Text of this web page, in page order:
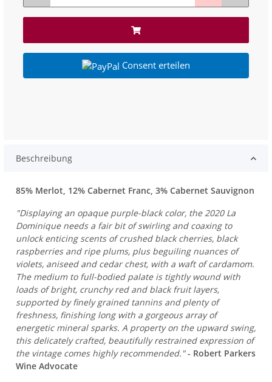
Consent erteilen
Beschreibung
85% Merlot, 12% Cabernet Franc, 3% Cabernet Sauvignon
"Displaying an opaque purple-black color, the 2020 La
Dominique needs a fair bit of swirling and coaxing to
unlock enticing scents of crushed black cherries, black
raspberries and ripe plums, plus beguiling nuances of
violets, aniseed and cedar chest, with a waft of cardamom.
The medium to full-bodied palate is tightly wound with
loads of bright, crunchy red and black fruit layers,
supported by finely grained tannins and plenty of
freshness, finishing long with a gorgeous array of
energetic mineral sparks. A property on the upward swing,
this delicately crafted, beautifully restrained expression of
the vintage comes highly recommended."- Robert Parkers
Wine Advocate